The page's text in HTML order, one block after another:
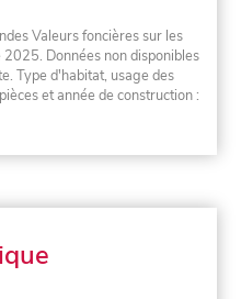
Valeurs foncières sur les
Données non disponibles
Type d'habitat, usage des
et année de construction :